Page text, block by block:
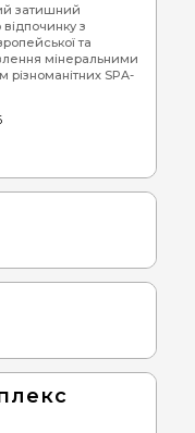
затишний
з
та
мінеральними
SPA-